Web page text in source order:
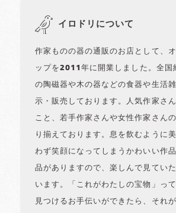
イロドリについて
作家ものの器の通販のお店として、
ップを2011年に開業しました。全国
の陶磁器や木の器などの食器や生活
示・販売しております。人気作家さ
こと、若手作家さんや女性作家さん
り揃えております。息を飲むように
わず笑顔になってしまうかわいい作
品がありますので、楽しんで見てい
います。「これがわたしの宝物」っ
見つけるお手伝いができたら、それ